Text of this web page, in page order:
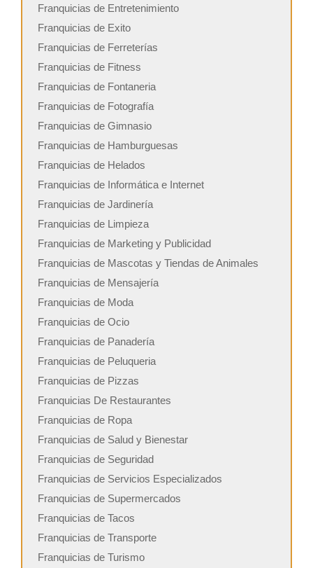
Franquicias de Entretenimiento
Franquicias de Exito
Franquicias de Ferreterías
Franquicias de Fitness
Franquicias de Fontaneria
Franquicias de Fotografía
Franquicias de Gimnasio
Franquicias de Hamburguesas
Franquicias de Helados
Franquicias de Informática e Internet
Franquicias de Jardinería
Franquicias de Limpieza
Franquicias de Marketing y Publicidad
Franquicias de Mascotas y Tiendas de Animales
Franquicias de Mensajería
Franquicias de Moda
Franquicias de Ocio
Franquicias de Panadería
Franquicias de Peluqueria
Franquicias de Pizzas
Franquicias De Restaurantes
Franquicias de Ropa
Franquicias de Salud y Bienestar
Franquicias de Seguridad
Franquicias de Servicios Especializados
Franquicias de Supermercados
Franquicias de Tacos
Franquicias de Transporte
Franquicias de Turismo